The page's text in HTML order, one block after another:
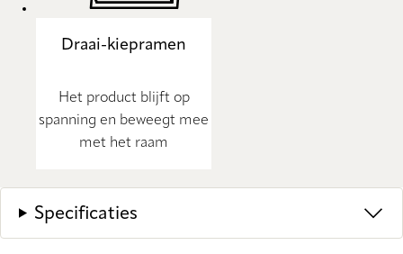
Draai-kiepramen
Het product blijft op
spanning en beweegt mee
met het raam
Specificaties